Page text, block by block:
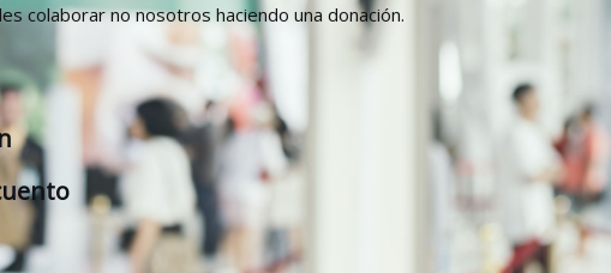
colaborar no nosotros haciendo una donación.